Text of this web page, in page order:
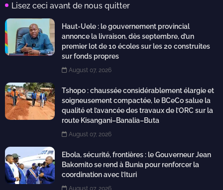
Lisez ceci avant de nous quitter
Haut-Uele : le gouvernement provincial
annonce la livraison, dès septembre, d’un
premier lot de 10 écoles sur les 20 construites
sur fonds propres
August 07, 2026
Tshopo : chaussée considérablement élargie et
soigneusement compactée, le BCeCo salue la
qualité et l’avancée des travaux de l’ORC sur la
route Kisangani–Banalia–Buta
August 07, 2026
Ebola, sécurité, frontières : le Gouverneur Jean
Bakomito se rend à Bunia pour renforcer la
coordination avec l’Ituri
August 07, 2026